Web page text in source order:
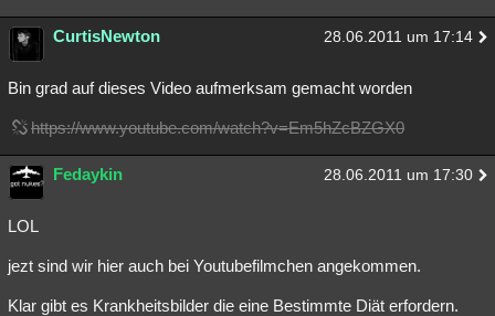
CurtisNewton 28.06.2011 um 17:14
Bin grad auf dieses Video aufmerksam gemacht worden
https://www.youtube.com/watch?v=Em5hZcBZGX0
Fedaykin 28.06.2011 um 17:30
LOL
jezt sind wir hier auch bei Youtubefilmchen angekommen.
Klar gibt es Krankheitsbilder die eine Bestimmte Diät erfordern.